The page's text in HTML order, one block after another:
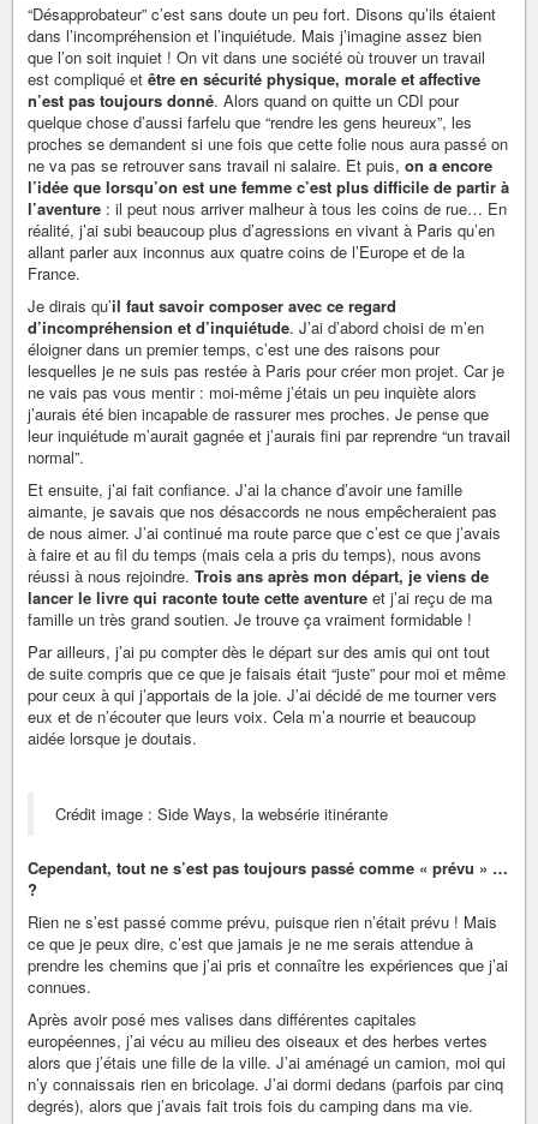
“Désapprobateur” c’est sans doute un peu fort. Disons qu’ils étaient
dans l’incompréhension et l’inquiétude. Mais j’imagine assez bien
que l’on soit inquiet ! On vit dans une société où trouver un travail
est compliqué et être en sécurité physique, morale et affective
n’est pas toujours donné. Alors quand on quitte un CDI pour
quelque chose d’aussi farfelu que “rendre les gens heureux”, les
proches se demandent si une fois que cette folie nous aura passé on
ne va pas se retrouver sans travail ni salaire. Et puis, on a encore
l’idée que lorsqu’on est une femme c’est plus difficile de partir à
l’aventure : il peut nous arriver malheur à tous les coins de rue… En
réalité, j’ai subi beaucoup plus d’agressions en vivant à Paris qu’en
allant parler aux inconnus aux quatre coins de l’Europe et de la
France.
Je dirais qu’il faut savoir composer avec ce regard
d’incompréhension et d’inquiétude. J’ai d’abord choisi de m’en
éloigner dans un premier temps, c’est une des raisons pour
lesquelles je ne suis pas restée à Paris pour créer mon projet. Car je
ne vais pas vous mentir : moi-même j’étais un peu inquiète alors
j’aurais été bien incapable de rassurer mes proches. Je pense que
leur inquiétude m’aurait gagnée et j’aurais fini par reprendre “un travail
normal”.
Et ensuite, j’ai fait confiance. J’ai la chance d’avoir une famille
aimante, je savais que nos désaccords ne nous empêcheraient pas
de nous aimer. J’ai continué ma route parce que c’est ce que j’avais
à faire et au fil du temps (mais cela a pris du temps), nous avons
réussi à nous rejoindre. Trois ans après mon départ, je viens de
lancer le livre qui raconte toute cette aventure et j’ai reçu de ma
famille un très grand soutien. Je trouve ça vraiment formidable !
Par ailleurs, j’ai pu compter dès le départ sur des amis qui ont tout
de suite compris que ce que je faisais était “juste” pour moi et même
pour ceux à qui j’apportais de la joie. J’ai décidé de me tourner vers
eux et de n’écouter que leurs voix. Cela m’a nourrie et beaucoup
aidée lorsque je doutais.
Crédit image : Side Ways, la websérie itinérante
Cependant, tout ne s’est pas toujours passé comme « prévu » …
?
Rien ne s’est passé comme prévu, puisque rien n’était prévu ! Mais
ce que je peux dire, c’est que jamais je ne me serais attendue à
prendre les chemins que j’ai pris et connaître les expériences que j’ai
connues.
Après avoir posé mes valises dans différentes capitales
européennes, j’ai vécu au milieu des oiseaux et des herbes vertes
alors que j’étais une fille de la ville. J’ai aménagé un camion, moi qui
n’y connaissais rien en bricolage. J’ai dormi dedans (parfois par cinq
degrés), alors que j’avais fait trois fois du camping dans ma vie.